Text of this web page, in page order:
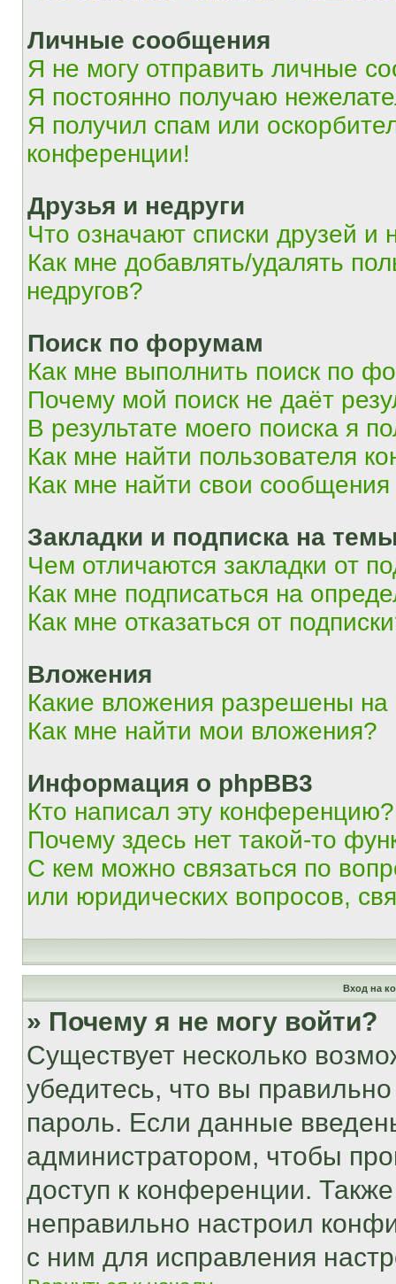
Личные сообщения
Я не могу отправить личные
Я постоянно получаю
Я получил спам или
конференции!
Друзья и недруги
Что означают списки друзей и
Как мне добавлять/удалять
недругов?
Поиск по форумам
Как мне выполнить поиск по
Почему мой поиск не даёт
В результате моего поиска я
Как мне найти пользователя
Как мне найти свои
Закладки и подписка на
Чем отличаются закладки от
Как мне подписаться на
Как мне отказаться от
Вложения
Какие вложения разрешены
Как мне найти мои вложения?
Информация о phpBB3
Кто написал эту конференцию?
Почему здесь нет такой-то
С кем можно связаться по
или юридических вопросов,
Вход на
» Почему я не могу войти?
Существует несколько
убедитесь, что вы
пароль. Если данные
администратором, чтобы
доступ к конференции.
неправильно настроил
с ним для исправления